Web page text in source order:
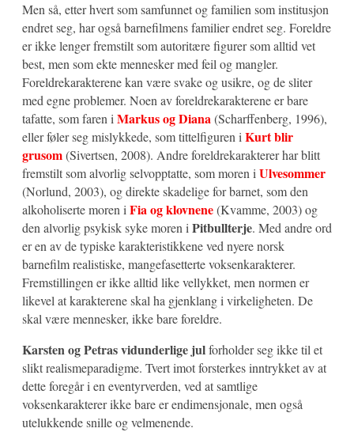
Men så, etter hvert som samfunnet og familien som institusjon
endret seg, har også barnefilmens familier endret seg. Foreldre
er ikke lenger fremstilt som autoritære figurer som alltid vet
best, men som ekte mennesker med feil og mangler.
Foreldrekarakterene kan være svake og usikre, og de sliter
med egne problemer. Noen av foreldrekarakterene er bare
tafatte, som faren iMarkus og Diana(Scharffenberg, 1996),
eller føler seg mislykkede, som tittelfiguren iKurt blir
grusom(Sivertsen, 2008). Andre foreldrekarakterer har blitt
fremstilt som alvorlig selvopptatte, som moren iUlvesommer
(Norlund, 2003), og direkte skadelige for barnet, som den
alkoholiserte moren iFia og klovnene(Kvamme, 2003) og
den alvorlig psykisk syke moren iPitbullterje. Med andre ord
er en av de typiske karakteristikkene ved nyere norsk
barnefilm realistiske, mangefasetterte voksenkarakterer.
Fremstillingen er ikke alltid like vellykket, men normen er
likevel at karakterene skal ha gjenklang i virkeligheten. De
skal være mennesker, ikke bare foreldre.
Karsten og Petras vidunderlige julforholder seg ikke til et
slikt realismeparadigme. Tvert imot forsterkes inntrykket av at
dette foregår i en eventyrverden, ved at samtlige
voksenkarakterer ikke bare er endimensjonale, men også
utelukkende snille og velmenende.